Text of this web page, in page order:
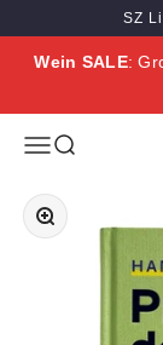
Zum Inhalt springen
Zum HauptinhaltSZ
Wein SALE:
MenüSuche
Bild vergrößern